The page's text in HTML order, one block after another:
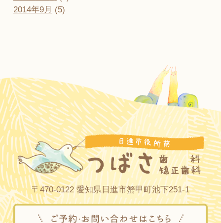
2014年9月 (5)
〒470-0122 愛知県日進市蟹甲町池下251-1